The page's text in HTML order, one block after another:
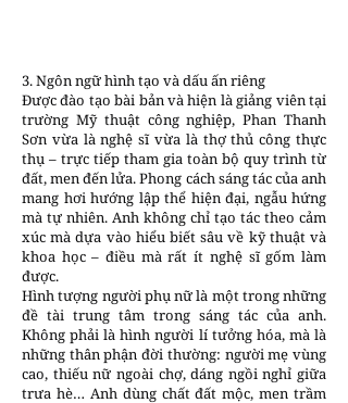
3. Ngôn ngữ hình tạo và dấu ấn riêng
Được đào tạo bài bản và hiện là giảng viên tại
trường Mỹ thuật công nghiệp, Phan Thanh
Sơn vừa là nghệ sĩ vừa là thợ thủ công thực
thụ – trực tiếp tham gia toàn bộ quy trình từ
đất, men đến lửa. Phong cách sáng tác của anh
mang hơi hướng lập thể hiện đại, ngẫu hứng
mà tự nhiên. Anh không chỉ tạo tác theo cảm
xúc mà dựa vào hiểu biết sâu về kỹ thuật và
khoa học – điều mà rất ít nghệ sĩ gốm làm
được.
Hình tượng người phụ nữ là một trong những
đề tài trung tâm trong sáng tác của anh.
Không phải là hình người lí tưởng hóa, mà là
những thân phận đời thường: người mẹ vùng
cao, thiếu nữ ngoài chợ, dáng ngồi nghỉ giữa
trưa hè… Anh dùng chất đất mộc, men trầm